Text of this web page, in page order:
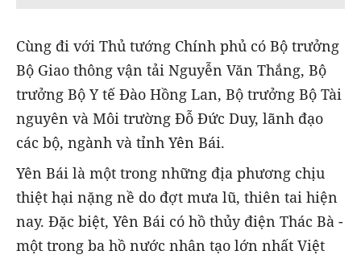
Cùng đi với Thủ tướng Chính phủ có Bộ trưởng
Bộ Giao thông vận tải Nguyễn Văn Thắng, Bộ
trưởng Bộ Y tế Đào Hồng Lan, Bộ trưởng Bộ Tài
nguyên và Môi trường Đỗ Đức Duy, lãnh đạo
các bộ, ngành và tỉnh Yên Bái.
Yên Bái là một trong những địa phương chịu
thiệt hại nặng nề do đợt mưa lũ, thiên tai hiện
nay. Đặc biệt, Yên Bái có hồ thủy điện Thác Bà -
một trong ba hồ nước nhân tạo lớn nhất Việt